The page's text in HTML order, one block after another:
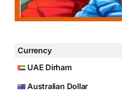
Currency
UAE Dirham
Australian Dollar